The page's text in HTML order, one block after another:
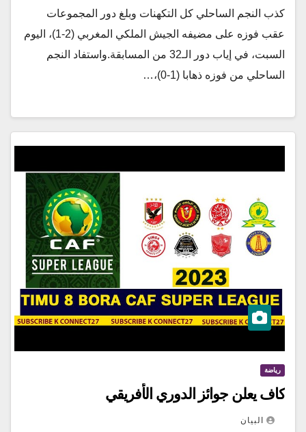
كذب النجم الساحلي كل التكهنات وبلغ دور المجموعات
عقب فوزه على مضيفه الجيش الملكي المغربي (2-1)، اليوم
السبت، في إياب دور الـ32 من المسابقة.واستفاد النجم
الساحلي من فوزه ذهابا (1-0)،…
رياضة
كاف يعلن جوائز الدوري الأفريقي
البيان